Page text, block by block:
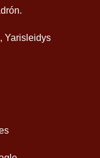
Yarisleidys